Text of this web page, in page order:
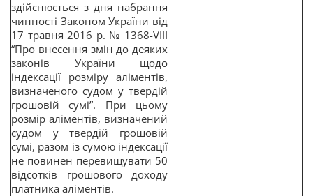
здійснюється з дня набрання
чинності Законом України від
17 травня 2016 р. № 1368-VIII
“Про внесення змін до деяких
законів України щодо
індексації розміру аліментів,
визначеного судом у твердій
грошовій сумі”. При цьому
розмір аліментів, визначений
судом у твердій грошовій
сумі, разом із сумою індексації
не повинен перевищувати 50
відсотків грошового доходу
платника аліментів.